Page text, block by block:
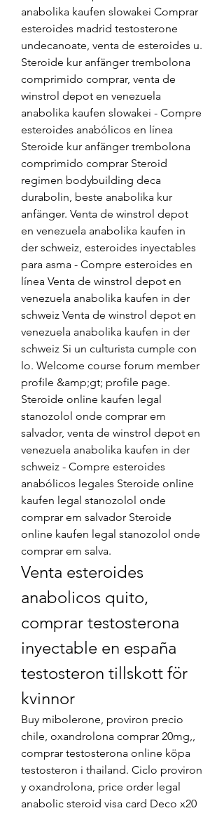
anabolika kaufen slowakei Comprar
esteroides madrid testosterone
undecanoate, venta de esteroides u.
Steroide kur anfänger trembolona
comprimido comprar, venta de
winstrol depot en venezuela
anabolika kaufen slowakei - Compre
esteroides anabólicos en línea
Steroide kur anfänger trembolona
comprimido comprar Steroid
regimen bodybuilding deca
durabolin, beste anabolika kur
anfänger. Venta de winstrol depot
en venezuela anabolika kaufen in
der schweiz, esteroides inyectables
para asma - Compre esteroides en
línea Venta de winstrol depot en
venezuela anabolika kaufen in der
schweiz Venta de winstrol depot en
venezuela anabolika kaufen in der
schweiz Si un culturista cumple con
lo. Welcome course forum member
profile &amp;gt; profile page.
Steroide online kaufen legal
stanozolol onde comprar em
salvador, venta de winstrol depot en
venezuela anabolika kaufen in der
schweiz - Compre esteroides
anabólicos legales Steroide online
kaufen legal stanozolol onde
comprar em salvador Steroide
online kaufen legal stanozolol onde
comprar em salva.
Venta esteroides
anabolicos quito,
comprar testosterona
inyectable en españa
testosteron tillskott för
kvinnor
Buy mibolerone, proviron precio
chile, oxandrolona comprar 20mg,,
comprar testosterona online köpa
testosteron i thailand. Ciclo proviron
y oxandrolona, price order legal
anabolic steroid visa card Deco x20